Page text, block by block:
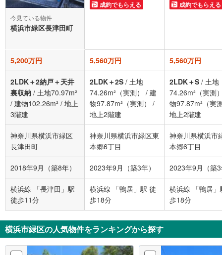
今見ている物件
横浜市緑区長津田町
成約でもらえる 成約でもらえる
5,200万円 5,560万円 5,560万円
2LDK＋2納戸＋天井
裏収納 / 土地70.97m²
/ 建物102.26m² / 地上
3階建
2LDK＋2S / 土地
74.26m²（実測）
/ 建
物97.87m²（実測）
/
地上2階建
2LDK＋S / 土地
74.26m²（実測
物97.87m²（実
地上2階建
神奈川県横浜市緑区
長津田町
神奈川県横浜市緑区東
本郷6丁目
神奈川県横浜市
本郷6丁目
2018年9月（築8年） 2023年9月（築3年） 2023年9月（築
横浜線 「長津田」駅
徒歩11分
横浜線 「鴨居」駅 徒
歩18分
横浜線 「鴨居」
歩18分
横浜市緑区の人気物件をランキングから探す